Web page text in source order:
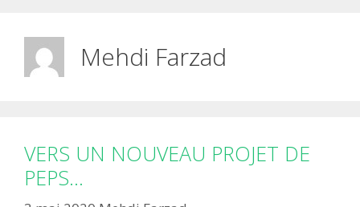
Mehdi Farzad
VERS UN NOUVEAU PROJET DE
PEPS…